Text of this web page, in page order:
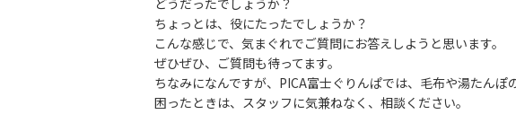
どうだったでしょうか？
ちょっとは、役にたったでしょうか？
こんな感じで、気まぐれでご質問にお答えしようと思います。
ぜひぜひ、ご質問も待ってます。
ちなみになんですが、PICA富士ぐりんぱでは、毛布や湯たんぽ
困ったときは、スタッフに気兼ねなく、相談ください。